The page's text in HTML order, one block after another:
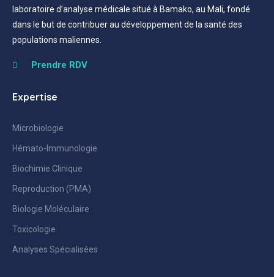
laboratoire d’analyse médicale situé à Bamako, au Mali, fondé
dans le but de contribuer au développement de la santé des
populations maliennes.
Prendre RDV
Expertise
Microbiologie
Hémato-Immunologie
Biochimie Clinique
Reproduction (PMA)
Biologie Moléculaire
Toxicologie
Analyses Spécialisées